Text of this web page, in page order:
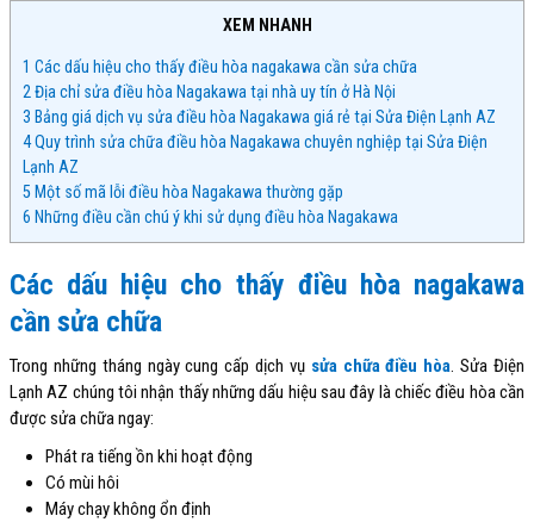
XEM NHANH
1 Các dấu hiệu cho thấy điều hòa nagakawa cần sửa chữa
2 Địa chỉ sửa điều hòa Nagakawa tại nhà uy tín ở Hà Nội
3 Bảng giá dịch vụ sửa điều hòa Nagakawa giá rẻ tại Sửa Điện Lạnh AZ
4Quy trình sửa chữa điều hòa Nagakawa chuyên nghiệp tại Sửa Điện
Lạnh AZ
5 Một số mã lỗi điều hòa Nagakawa thường gặp
6 Những điều cần chú ý khi sử dụng điều hòa Nagakawa
Các dấu hiệu cho thấy điều hòa nagakawa
cần sửa chữa
Trong những tháng ngày cung cấp dịch vụ sửa chữa điều hòa . Sửa Điện
Lạnh AZ chúng tôi nhận thấy những dấu hiệu sau đây là chiếc điều hòa cần
được sửa chữa ngay:
Phát ra tiếng ồn khi hoạt động
Có mùi hôi
Máy chạy không ổn định